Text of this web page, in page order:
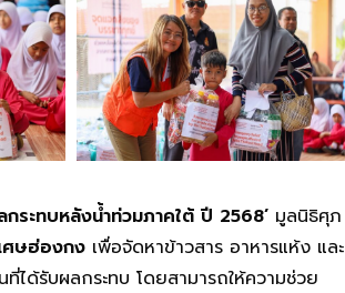
ระทบหลังน้ำท่วมภาคใต้ ปี 2568’ มูลนิธิศุภ
ศษฮ่องกง เพื่อจัดหาข้าวสาร อาหารแห้ง และ
ได้รับผลกระทบ โดยสามารถให้ความช่วย